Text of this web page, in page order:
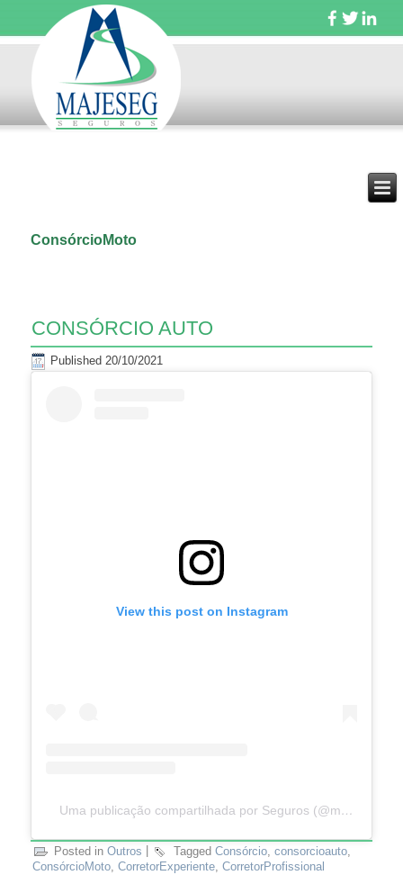
ConsórcioMoto
CONSÓRCIO AUTO
Published 20/10/2021
View this post on Instagram
Uma publicação compartilhada por Seguros (@majesegseguros)
Posted in Outros Tagged Consórcio ,consorcioauto
ConsórcioMoto,CorretorExperiente,CorretorProfissional